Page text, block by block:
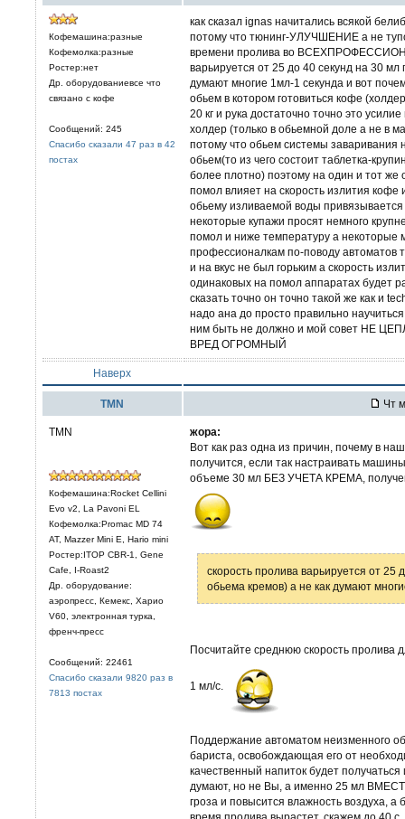
Кофемашина:разные
Кофемолка:разные
Ростер:нет
Др. оборудованиевсе что
связано с кофе
Сообщений: 245
Спасибо сказали 47 раз в 42
постах
как сказал ignas начитались всякой
потому что тюнинг-УЛУЧШЕНИЕ а не
времени пролива во
варьируется от 25 до 40 секунд на 30
думают многие 1мл-1 секунда и вот
обьем в котором готовиться кофе
20 кг и рука достаточно точно это
холдер (только в обьемной доле а не в
потому что обьем системы
обьем(то из чего состоит таблетка-
более плотно) поэтому на один и тот
помол влияет на скорость излития кофе
обьему изливаемой воды привязывается
некоторые купажи просят немного
помол и ниже температуру а некоторые
профессионалкам по-поводу автоматов
и на вкус не был горьким а скорость
одинаковых на помол аппаратах будет
сказать точно он точно такой же как и
надо ана до просто правильно
ним быть не должно и мой совет НЕ
ВРЕД ОГРОМНЫЙ
Наверх
TMN Чт
TMN
Кофемашина:Rocket Cellini
Evo v2, La Pavoni EL
Кофемолка:Promac MD 74
AT, Mazzer Mini E, Hario mini
Ростер:ITOP CBR-1, Gene
Cafe, I-Roast2
Др. оборудование:
аэропресс, Кемекс, Харио
V60, электронная турка,
френч-пресс
Сообщений: 22461
Спасибо сказали 9820 раз в
7813 постах
жора:
Вот как раз одна из причин, почему в
получится, если так настраивать
объеме 30 мл БЕЗ УЧЕТА КРЕМА,
скорость пролива варьируется от 25
обьема кремов) а не как думают
Посчитайте среднюю скорость пролива
1 мл/с.
Поддержание автоматом неизменного
бариста, освобождающая его от
качественный напиток будет
думают, но не Вы, а именно 25 мл
гроза и повысится влажность воздуха, а